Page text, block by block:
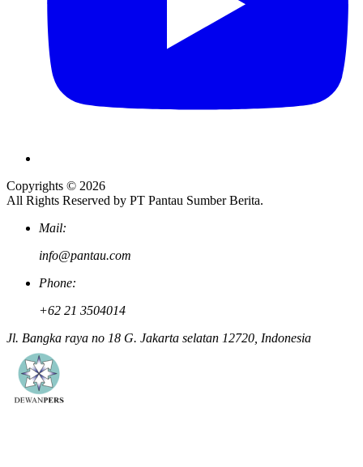
Copyrights © 2026
All Rights Reserved by PT Pantau Sumber Berita.
Mail:
info@pantau.com
Phone:
+62 21 3504014
Jl. Bangka raya no 18 G. Jakarta selatan 12720, Indonesia